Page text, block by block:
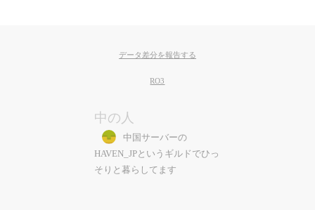
データ差分を報告する
RO3
中の人
中国サーバーの
HAVEN_JPというギルドでひっ
そりと暮らしてます